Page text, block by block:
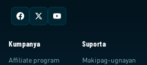
Kumpanya
Affiliate program
Suporta
Makipag-ugnayan